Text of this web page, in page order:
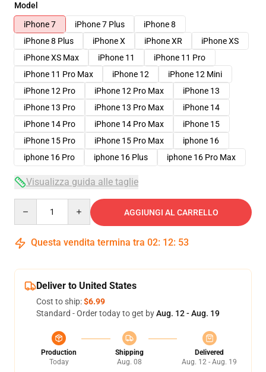
Model
iPhone 7
iPhone 7 Plus
iPhone 8
iPhone 8 Plus
iPhone X iPhone XR
iPhone XS
iPhone XS Max
iPhone 11
iPhone 11 Pro
iPhone 11 Pro Max
iPhone 12
iPhone 12 Mini
iPhone 12 Pro
iPhone 12 Pro Max
iPhone 13
iPhone 13 Pro
iPhone 13 Pro Max
iPhone 14
iPhone 14 Pro
iPhone 14 Pro Max
iPhone 15
iPhone 15 Pro
iPhone 15 Pro Max
iphone 16
iphone 16 Pro
iphone 16 Plus iphone 16 Pro Max
Visualizza guida alle taglie
AGGIUNGI AL CARRELLO
Questa vendita termina tra 02: 12: 52
Deliver to United States
Cost to ship:$6.99
Standard - Order today to get byAug. 12 - Aug. 19
Production
Today
Shipping
Aug. 08
Delivered
Aug. 12 - Aug. 19